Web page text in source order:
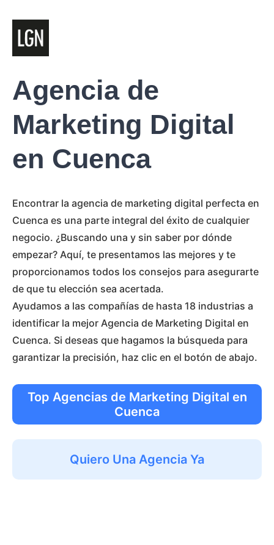
Agencia de
Marketing Digital
en Cuenca
Encontrar la agencia de marketing digital perfecta en
Cuenca es una parte integral del éxito de cualquier
negocio. ¿Buscando una y sin saber por dónde
empezar? Aquí, te presentamos las mejores y te
proporcionamos todos los consejos para asegurarte
de que tu elección sea acertada.
Ayudamos a las compañías de hasta 18 industrias a
identificar la mejor Agencia de Marketing Digital en
Cuenca. Si deseas que hagamos la búsqueda para
garantizar la precisión, haz clic en el botón de abajo.
Top Agencias de Marketing Digital en
Cuenca
Quiero Una Agencia Ya